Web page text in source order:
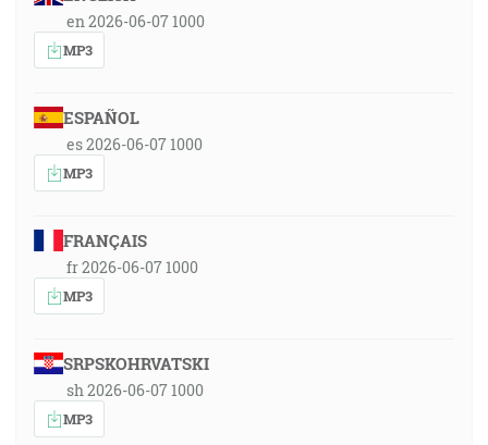
en 2026-06-07 1000
MP3
ESPAÑOL
es 2026-06-07 1000
MP3
FRANÇAIS
fr 2026-06-07 1000
MP3
SRPSKOHRVATSKI
sh 2026-06-07 1000
MP3